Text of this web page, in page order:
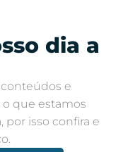
dia a
e
que estamos
por isso confira e